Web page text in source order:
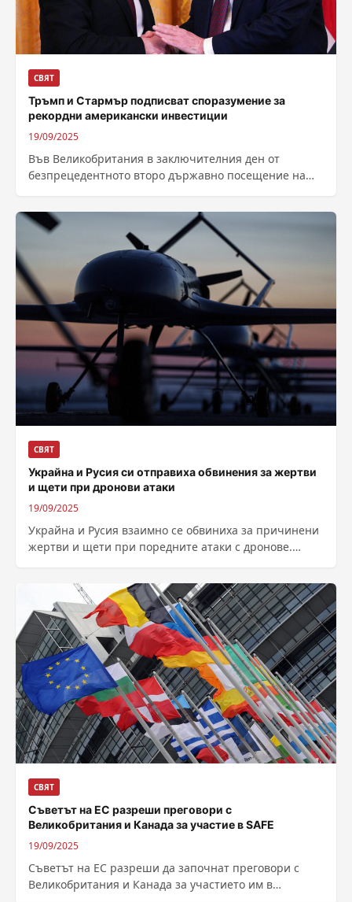
СВЯТ
Тръмп и Стармър подписват споразумение за
рекордни американски инвестиции
19/09/2025
Във Великобритания в заключителния ден от
безпрецедентното второ държавно посещение на
СВЯТ
Украйна и Русия си отправиха обвинения за жертви
и щети при дронови атаки
19/09/2025
Украйна и Русия взаимно се обвиниха за причинени
жертви и щети при поредните атаки с дронове.
СВЯТ
Съветът на ЕС разреши преговори с
Великобритания и Канада за участие в SAFE
19/09/2025
Съветът на ЕС разреши да започнат преговори с
Великобритания и Канада за участието им в